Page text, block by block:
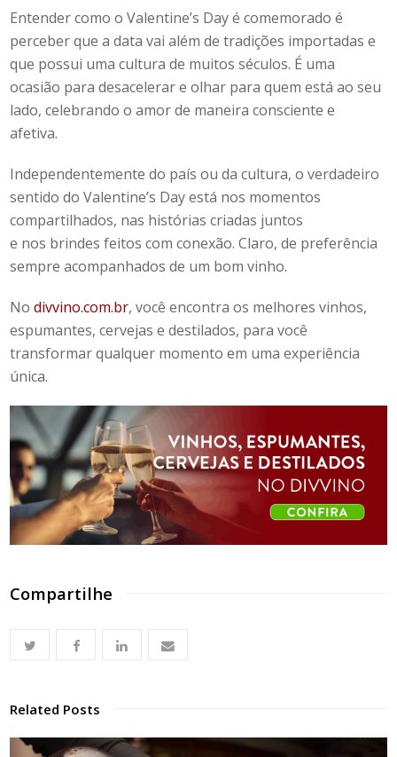
Entendercomo oValentine’s Dayé comemorado é
perceber que a data vai além de tradições importadas e
que possui uma cultura de muitos séculos. É uma
ocasião para desacelerar e olhar para quem está ao seu
lado, celebrando o amor de maneira consciente e
afetiva.
Independentemente do país ou da cultura, o verdadeiro
sentido doValentine’s Dayestá nos momentos
compartilhados, nas histórias criadas juntos
e nos brindes feitos com conexão. Claro, de preferência
sempre acompanhados de um bom vinho.
Nodivvino.com.br, você encontra os melhores vinhos,
espumantes, cervejas e destilados, para você
transformar qualquer momento em uma experiência
única.
Compartilhe
Related Posts